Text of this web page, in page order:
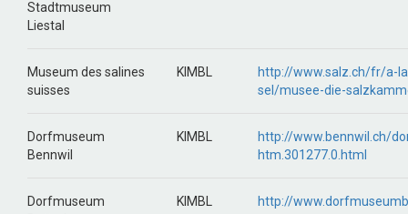
Stadtmuseum
Liestal
Museum des salines
suisses
KIMBL
http://www.salz.ch/fr/a-
sel/musee-die-
Dorfmuseum
Bennwil
KIMBL
http://www.bennwil.ch/
htm.301277.0.html
Dorfmuseum
KIMBL http://